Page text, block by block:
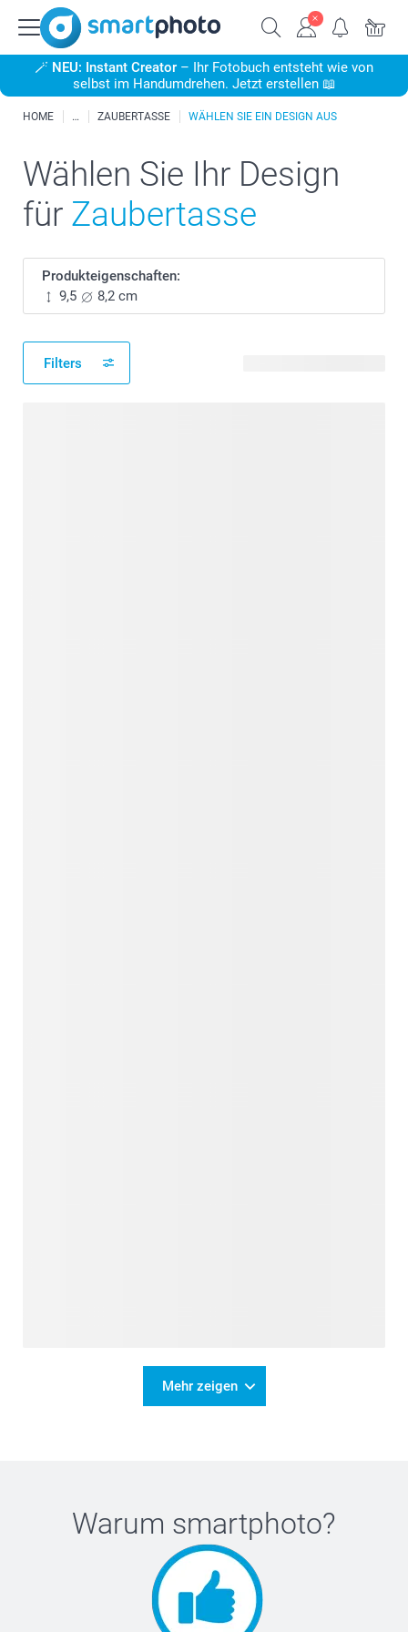
🪄 NEU: Instant Creator – Ihr Fotobuch entsteht wie von
selbst im Handumdrehen. Jetzt erstellen 📖
HOME ZAUBERTASSE WÄHLEN SIE EIN DESIGN AUS
Wählen Sie Ihr Design
für Zaubertasse
Produkteigenschaften:
9,5
8,2 cm
Filters
Mehr zeigen
Warum smartphoto?